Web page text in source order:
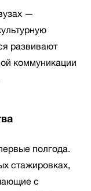
—
развивают
коммуникации
полгода.
стажировках,
с